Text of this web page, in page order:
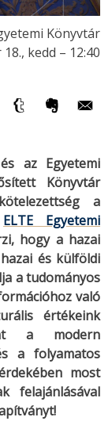
Könyvtár
kedd – 12:40
az Egyetemi
Könyvtár
a
ELTE Egyetemi
hogy a hazai
és külföldi
a tudományos
való
értékeink
a modern
a folyamatos
most
felajánlásával